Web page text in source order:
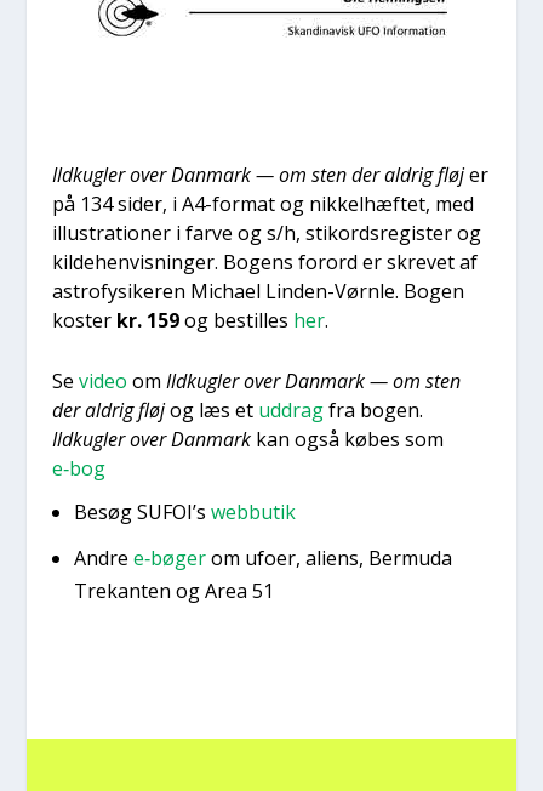
Ild­kug­ler over Dan­mark — om sten der aldrig fløjer
på 134 sider, i A4-for­mat og nik­kel­hæf­tet, med
illu­stra­tio­ner i far­ve og s/h, sti­kord­s­re­gi­ster og
kil­de­hen­vis­nin­ger. Bogens for­ord er skre­vet af
astro­fy­si­ke­ren Micha­el Lin­den-Vørn­le. Bogen
koster kr. 159og bestil­les her.
Se video om Ild­kug­ler over Dan­mark — om sten
der aldrig fløjog læs et uddragfra bogen.
Ild­kug­ler over Dan­markkan også købes som
e‑bog
Besøg SUFOI’s web­bu­tik
Andre e‑bøgerom ufo­er, ali­ens, Ber­m­u­da
Tre­kan­ten og Area 51